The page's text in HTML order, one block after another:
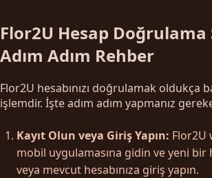
Flor2U Hesap Doğrulama
Adım Adım Rehber
Flor2U hesabınızı doğrulamak oldukça
işlemdir. İşte adım adım yapmanız
Kayıt Olun veya Giriş Yapın: Flor2U
mobil uygulamasına gidin ve yeni
veya mevcut hesabınıza giriş yapın.